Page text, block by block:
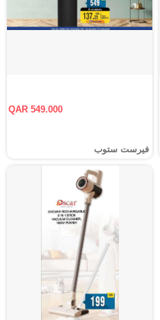
QAR 549.000
فيرست ستوب